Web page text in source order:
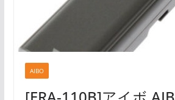
AIBO